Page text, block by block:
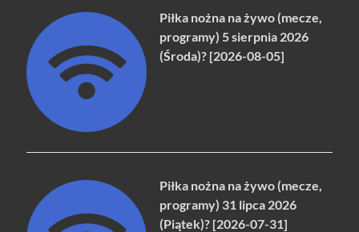
Piłka nożna na żywo (mecze,
programy) 5 sierpnia 2026
(Środa)? [2026-08-05]
Piłka nożna na żywo (mecze,
programy) 31 lipca 2026
(Piątek)? [2026-07-31]